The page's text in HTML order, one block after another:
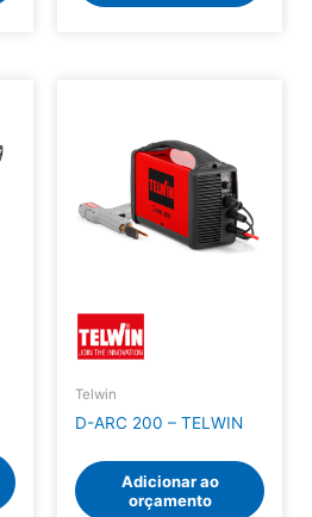
Telwin
D-ARC 200 – TELWIN
Adicionar ao
orçamento